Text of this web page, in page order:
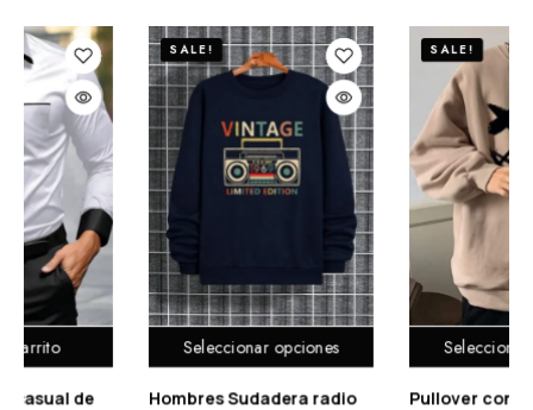
radio
Seleccionar opciones
SALE!
Pullover con estampado
Seleccionar
SALE!
Hombres